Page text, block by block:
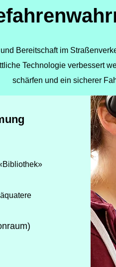
Bereitschaft im
Technologie verbessert
schärfen und ein sicherer